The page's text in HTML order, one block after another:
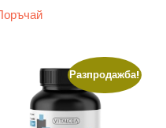
was:
Разпродажба!